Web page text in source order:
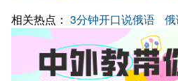
相关热点： 3分钟开口说俄语